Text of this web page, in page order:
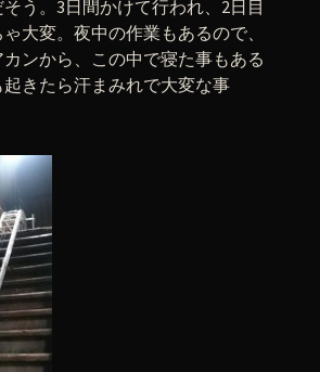
う。3日間かけて行われ、2日目
大変。夜中の作業もあるので、
ンから、この中で寝た事もある
きたら汗まみれで大変な事